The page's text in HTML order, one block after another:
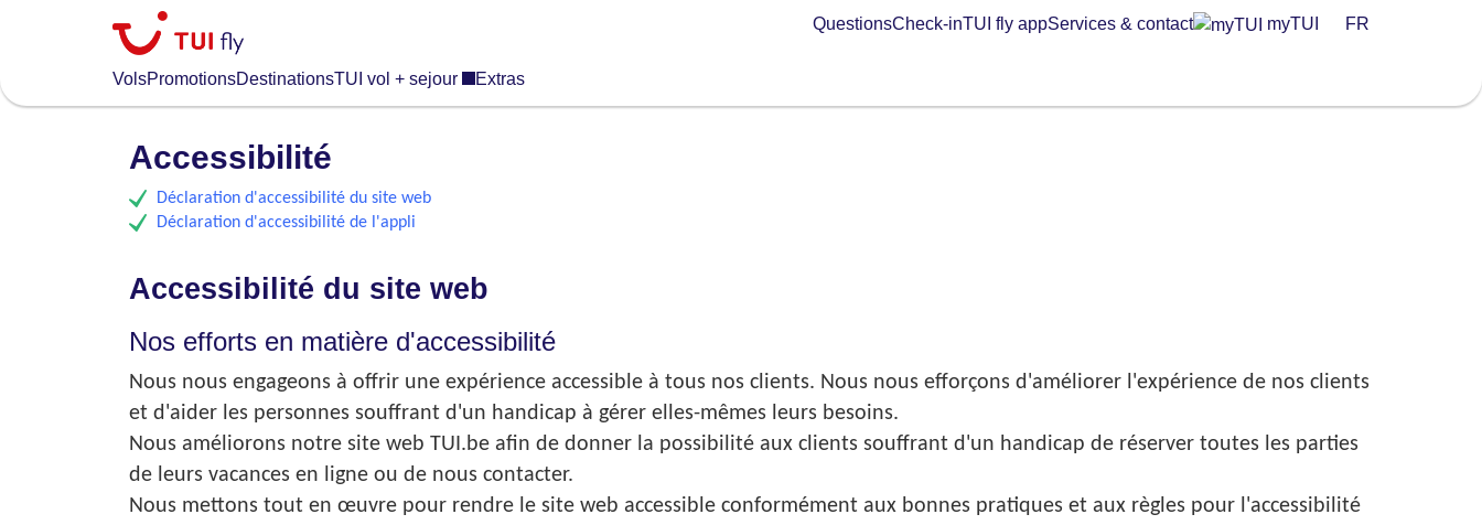
content
VolsPromotionsDestinationsTUI vol + sejour Extras
QuestionsCheck-inTUI fly appServices & contact myTUI FR
Accessibilité
Déclaration d'accessibilité du site web
Déclaration d'accessibilité de l'appli
Accessibilité du site web
Nos efforts en matière d'accessibilité
Nous nous engageons à offrir une expérience accessible à tous nos clients. Nous nous efforçons d'améliorer l'expérience de nos clients
et d'aider les personnes souffrant d'un handicap à gérer elles-mêmes leurs besoins.
Nous améliorons notre site web TUI.be afin de donner la possibilité aux clients souffrant d'un handicap de réserver toutes les parties
de leurs vacances en ligne ou de nous contacter.
Nous mettons tout en œuvre pour rendre le site web accessible conformément aux bonnes pratiques et aux règles pour l'accessibilité